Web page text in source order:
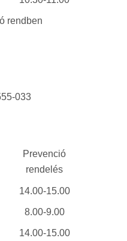
rendben
033
Prevenció
rendelés
14.00-15.00
8.00-9.00
14.00-15.00